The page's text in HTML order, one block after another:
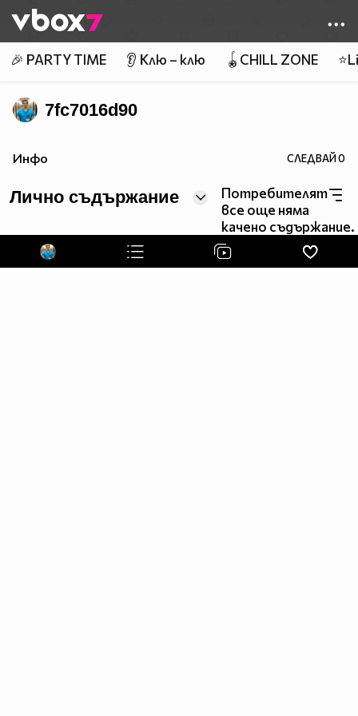
👾
🎉 PARTY TIME 👂 Клю – клю 🪀CHILL ZONE
7fc7016d90
Инфо СЛЕДВАЙ0
Лично съдържание
Потребителят
все още няма
качено съдържание.